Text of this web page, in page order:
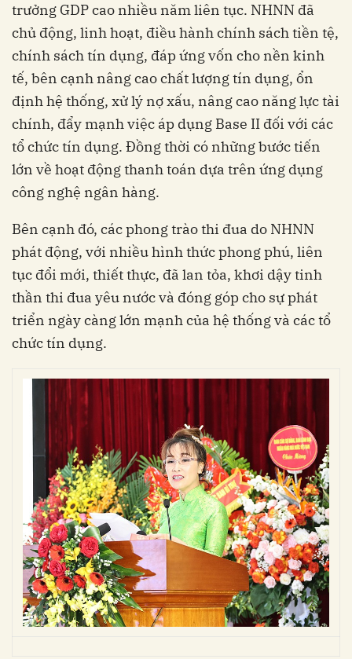
trưởng GDP cao nhiều năm liên tục. NHNN đã
chủ động, linh hoạt, điều hành chính sách tiền tệ,
chính sách tín dụng, đáp ứng vốn cho nền kinh
tế, bên cạnh nâng cao chất lượng tín dụng, ổn
định hệ thống, xử lý nợ xấu, nâng cao năng lực tài
chính, đẩy mạnh việc áp dụng Base II đối với các
tổ chức tín dụng. Đồng thời có những bước tiến
lớn về hoạt động thanh toán dựa trên ứng dụng
công nghệ ngân hàng.
Bên cạnh đó, các phong trào thi đua do NHNN
phát động, với nhiều hình thức phong phú, liên
tục đổi mới, thiết thực, đã lan tỏa, khơi dậy tinh
thần thi đua yêu nước và đóng góp cho sự phát
triển ngày càng lớn mạnh của hệ thống và các tổ
chức tín dụng.